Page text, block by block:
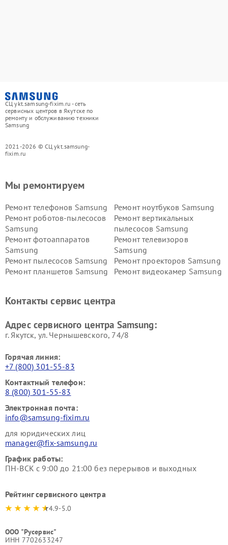
СЦ ykt.samsung-fixim.ru - сеть
сервисных центров в Якутске по
ремонту и обслуживанию техники
Samsung
2021-2026 © СЦ ykt.samsung-
fixim.ru
Мы ремонтируем
Ремонт телефонов Samsung
Ремонт ноутбуков Samsung
Ремонт роботов-пылесосов
Samsung
Ремонт вертикальных
пылесосов Samsung
Ремонт фотоаппаратов
Samsung
Ремонт телевизоров
Samsung
Ремонт пылесосов Samsung
Ремонт проекторов Samsung
Ремонт планшетов Samsung
Ремонт видеокамер Samsung
Контакты сервис центра
Адрес сервисного центра Samsung:
г. Якутск, ул. Чернышевского, 74/8
Горячая линия:
+7 (800) 301-55-83
Контактный телефон:
8 (800) 301-55-83
Электронная почта:
info@samsung-fixim.ru
для юридических лиц
manager@fix-samsung.ru
График работы:
ПН-ВСК с 9:00 до 21:00 без перерывов и выходных
Рейтинг сервисного центра
4.9-5.0
ООО "Русервис"
ИНН 7702633247